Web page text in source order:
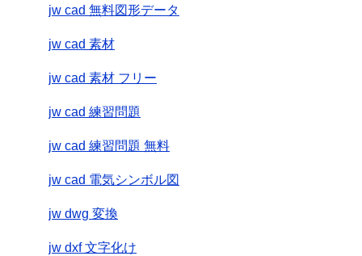
jw cad 無料図形データ
jw cad 素材
jw cad 素材 フリー
jw cad 練習問題
jw cad 練習問題 無料
jw cad 電気シンボル図
jw dwg 変換
jw dxf 文字化け